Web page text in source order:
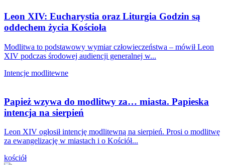
Leon XIV: Eucharystia oraz Liturgia Godzin są
oddechem życia Kościoła
Modlitwa to podstawowy wymiar człowieczeństwa – mówił Leon
XIV podczas środowej audiencji generalnej w...
Intencje modlitewne
Papież wzywa do modlitwy za… miasta. Papieska
intencja na sierpień
Leon XIV ogłosił intencję modlitewną na sierpień. Prosi o modlitwę
za ewangelizację w miastach i o Kościół...
kościół